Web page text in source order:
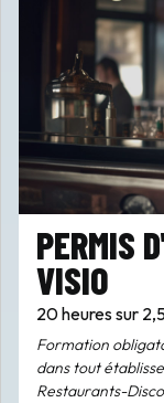
PERMIS
VISIO
20 heures sur
Formation
dans tout
Restaurants-